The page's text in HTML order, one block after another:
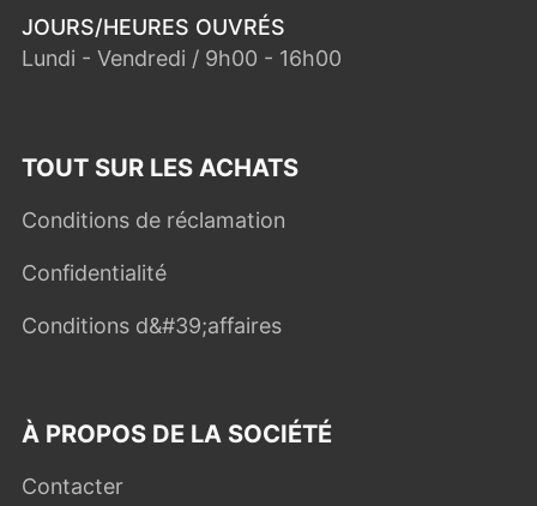
JOURS/HEURES OUVRÉS
Lundi - Vendredi / 9h00 - 16h00
TOUT SUR LES ACHATS
Conditions de réclamation
Confidentialité
Conditions d&#39;affaires
À PROPOS DE LA SOCIÉTÉ
Contacter